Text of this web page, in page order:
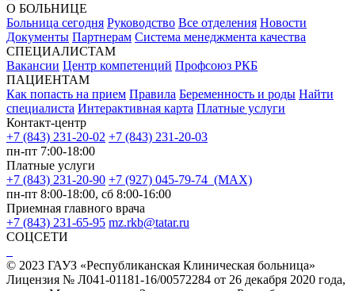
О БОЛЬНИЦЕ
Больница сегодня Руководство Все отделения Новости
Документы Партнерам Система менеджмента качества
СПЕЦИАЛИСТАМ
Вакансии Центр компетенций Профсоюз РКБ
ПАЦИЕНТАМ
Как попасть на прием Правила Беременность и роды Найти
специалиста Интерактивная карта Платные услуги
Контакт-центр
+7 (843) 231-20-02 +7 (843) 231-20-03
пн-пт 7:00-18:00
Платные услуги
+7 (843) 231-20-90 +7 (927) 045-79-74 (MAX)
пн-пт 8:00-18:00, сб 8:00-16:00
Приемная главного врача
+7 (843) 231-65-95 mz.rkb@tatar.ru
СОЦСЕТИ
© 2023 ГАУЗ «Республиканская Клиническая больница»
Лицензия № Л041-01181-16/00572284 от 26 декабря 2020 года,